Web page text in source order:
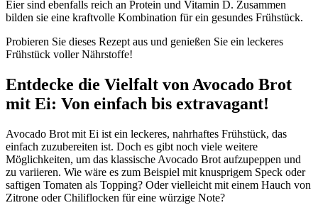
Eier sind ebenfalls reich an Protein und Vitamin D. Zusammen
bilden sie eine kraftvolle Kombination für ein gesundes Frühstück.
Probieren Sie dieses Rezept aus und genießen Sie ein leckeres
Frühstück voller Nährstoffe!
Entdecke die Vielfalt von Avocado Brot
mit Ei: Von einfach bis extravagant!
Avocado Brot mit Ei ist ein leckeres, nahrhaftes Frühstück, das
einfach zuzubereiten ist. Doch es gibt noch viele weitere
Möglichkeiten, um das klassische Avocado Brot aufzupeppen und
zu variieren. Wie wäre es zum Beispiel mit knusprigem Speck oder
saftigen Tomaten als Topping? Oder vielleicht mit einem Hauch von
Zitrone oder Chiliflocken für eine würzige Note?